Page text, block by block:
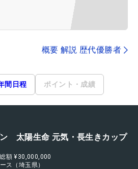
概要 解説 歴代優勝者
間日程 ポイント・成績
太陽生命 元気・長生きカップ
額 ¥30,000,000
ス（埼玉県）